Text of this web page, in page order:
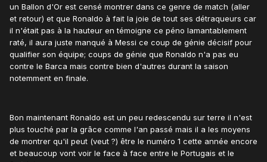
un Ballon d'Or est censé montrer dans ce genre de match (aller
et retour) et que Ronaldo à fait la joie de tout ses détraqueurs car
il n'était pas à la hauteur en témoigne ce péno lamantablement
raté, il aura juste manqué à Messi ce coup de génie décisif pour
qualifier son équipe; coups de génie que Ronaldo n'a pas eu
contre le Barca mais contre bien d'autres durant la saison
notemment en finale.
Bon maintenant Ronaldo est un peu redescendu sur terre il n'est
plus touché par la grâce comme l'an passé mais il a les moyens
de montrer qu'il peut (veut ?) être le numéro 1 cette année encore
et beaucoup vont voir le face à face entre le Portugais et le